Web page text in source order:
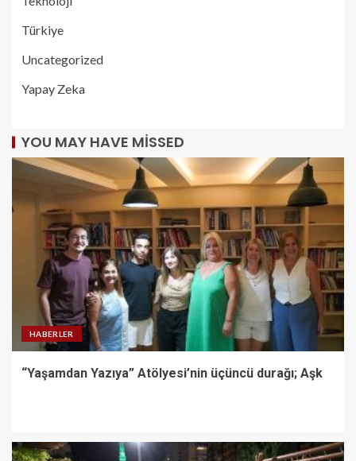
Türkiye
Uncategorized
Yapay Zeka
YOU MAY HAVE MISSED
HABERLER
“Yaşamdan Yazıya” Atölyesi’nin üçüncü durağı; Aşk